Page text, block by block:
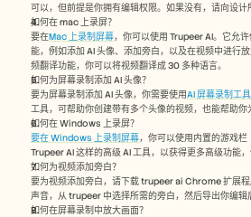
可以，但前提是你拥有编辑权限。如果没有，请向设计
如何在 mac 上录屏？
要在Mac 上录制屏幕，你可以使用 Trupeer AI。它允
能，例如添加 AI 头像、添加旁白，以及在视频中进行
频翻译功能，你可以将视频翻译成 30 多种语言。
如何为屏幕录制添加 AI 头像？
要为屏幕录制添加 AI 头像，你需要使用AI 屏幕录制工具
工具，可帮助你创建带有多个头像的视频，也能帮助你
如何在 Windows 上录屏？
要在 Windows 上录制屏幕，你可以使用内置的游戏
Trupeer AI 这样的高级 AI 工具，以获得更多高级功能，
如何为视频添加旁白？
要为视频添加旁白，请下载 trupeer ai Chrome 扩展
声音，从 trupeer 中选择所需的旁白，然后导出你编辑
如何在屏幕录制中放大画面？